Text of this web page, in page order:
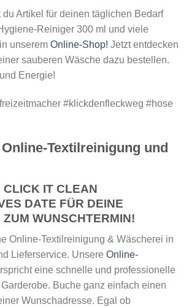
Artikel für deinen täglichen Bedarf
Reiniger 300 ml und viele
unserem Online-Shop! Jetzt entdecken
sauberen Wäsche dazu bestellen.
Energie!
#klickdenfleckweg #hose
Textilreinigung und
CLICK IT CLEAN
DATE FÜR DEINE
WUNSCHTERMIN!
Online-Textilreinigung & Wäscherei in
Lieferservice. Unsere Online-
eine schnelle und professionelle
Buche ganz einfach einen
Wunschadresse. Egal ob